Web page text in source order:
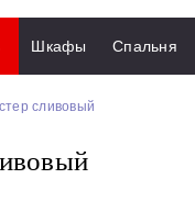
Шкафы Спальня
сливовый